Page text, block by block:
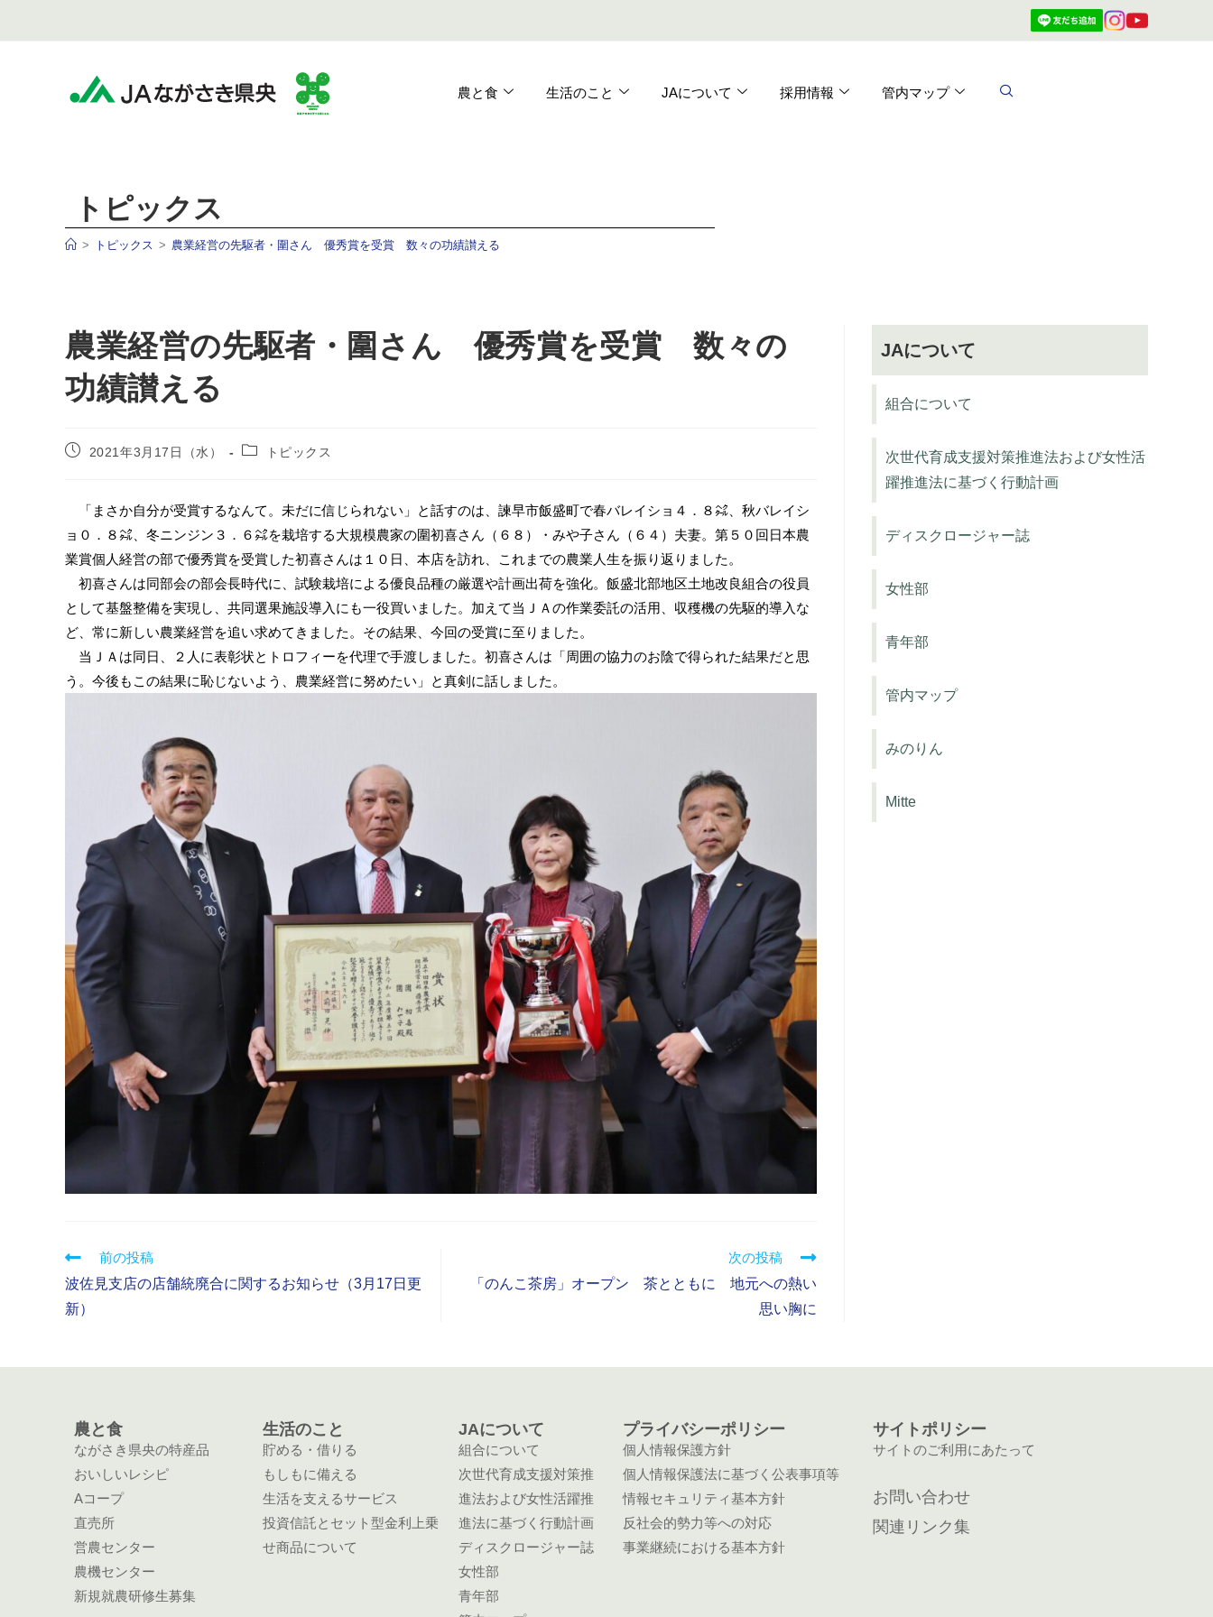
農と食 生活のこと JAについて 採用情報 管内マップ
トピックス
> トピックス > 農業経営の先駆者・圍さん 優秀賞を受賞 数々の功績讃える
農業経営の先駆者・圍さん 優秀賞を受賞 数々の
功績讃える
2021年3月17日（水） トピックス
「まさか自分が受賞するなんて。未だに信じられない」と話すのは、諫早市飯盛町で春バレイショ４．８㌶、秋バレイシ
ョ０．８㌶、冬ニンジン３．６㌶を栽培する大規模農家の圍初喜さん（６８）・みや子さん（６４）夫妻。第５０回日本農
業賞個人経営の部で優秀賞を受賞した初喜さんは１０日、本店を訪れ、これまでの農業人生を振り返りました。
初喜さんは同部会の部会長時代に、試験栽培による優良品種の厳選や計画出荷を強化。飯盛北部地区土地改良組合の役員
として基盤整備を実現し、共同選果施設導入にも一役買いました。加えて当ＪＡの作業委託の活用、収穫機の先駆的導入な
ど、常に新しい農業経営を追い求めてきました。その結果、今回の受賞に至りました。
当ＪＡは同日、２人に表彰状とトロフィーを代理で手渡しました。初喜さんは「周囲の協力のお陰で得られた結果だと思
う。今後もこの結果に恥じないよう、農業経営に努めたい」と真剣に話しました。
前の投稿
波佐見支店の店舗統廃合に関するお知らせ（3月17日更
新）
次の投稿
「のんこ茶房」オープン 茶とともに 地元への熱い
思い胸に
JAについて
組合について
次世代育成支援対策推進法および女性活
躍推進法に基づく行動計画
ディスクロージャー誌
女性部
青年部
管内マップ
みのりん
Mitte
農と食
ながさき県央の特産品
おいしいレシピ
Aコープ
直売所
営農センター
農機センター
新規就農研修生募集
生活のこと
貯める・借りる
もしもに備える
生活を支えるサービス
投資信託とセット型金利上乗
せ商品について
JAについて
組合について
次世代育成支援対策推
進法および女性活躍推
進法に基づく行動計画
ディスクロージャー誌
女性部
青年部
プライバシーポリシー
個人情報保護方針
個人情報保護法に基づく公表事項等
情報セキュリティ基本方針
反社会的勢力等への対応
事業継続における基本方針
サイトポリシー
サイトのご利用にあたって
お問い合わせ
関連リンク集